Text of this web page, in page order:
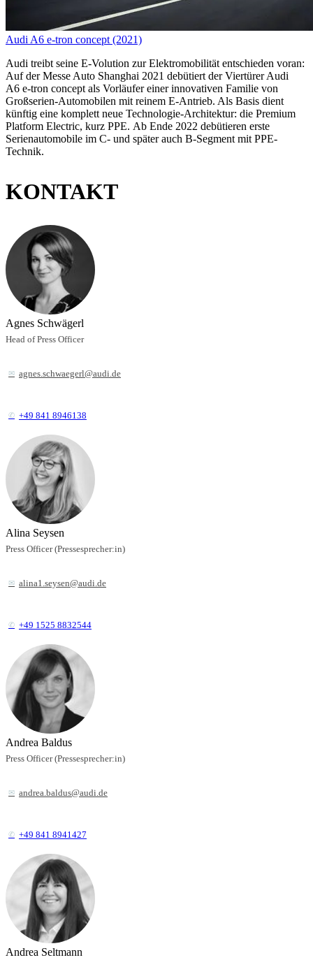
Audi A6 e-tron concept (2021)
Audi treibt seine E-Volution zur Elektromobilität entschieden voran:
Auf der Messe Auto Shanghai 2021 debütiert der Viertürer Audi
A6 e-tron concept als Vorläufer einer innovativen Familie von
Großserien-Automobilen mit reinem E-Antrieb. Als Basis dient
künftig eine komplett neue Technologie-Architektur: die Premium
Platform Electric, kurz PPE. Ab Ende 2022 debütieren erste
Serienautomobile im C- und später auch B-Segment mit PPE-
Technik.
KONTAKT
Agnes Schwägerl
Head of Press Officer
agnes.schwaegerl@audi.de
+49 841 8946138
Alina Seysen
Press Officer (Pressesprecher:in)
alina1.seysen@audi.de
+49 1525 8832544
Andrea Baldus
Press Officer (Pressesprecher:in)
andrea.baldus@audi.de
+49 841 8941427
Andrea Seltmann